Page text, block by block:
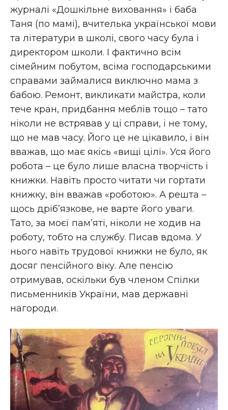
журналі «Дошкільне виховання» і баба
Таня (по мамі), вчителька української мови
та літератури в школі, свого часу була і
директором школи. І фактично всім
сімейним побутом, всіма господарськими
справами займалися виключно мама з
бабою. Ремонт, викликати майстра, коли
тече кран, придбання меблів тощо – тато
ніколи не встрявав у ці справи, і не тому,
що не мав часу. Його це не цікавило, і він
вважав, що має якісь «вищі цілі». Уся його
робота – це було лише власна творчість і
книжки. Навіть просто читати чи гортати
книжку, він вважав «роботою». А решта –
щось дріб’язкове, не варте його уваги.
Тато, за моєї пам’яті, ніколи не ходив на
роботу, тобто на службу. Писав вдома. У
нього навіть трудової книжки не було, як
досяг пенсійного віку. Але пенсію
отримував, оскільки був членом Спілки
письменників України, мав державні
нагороди.